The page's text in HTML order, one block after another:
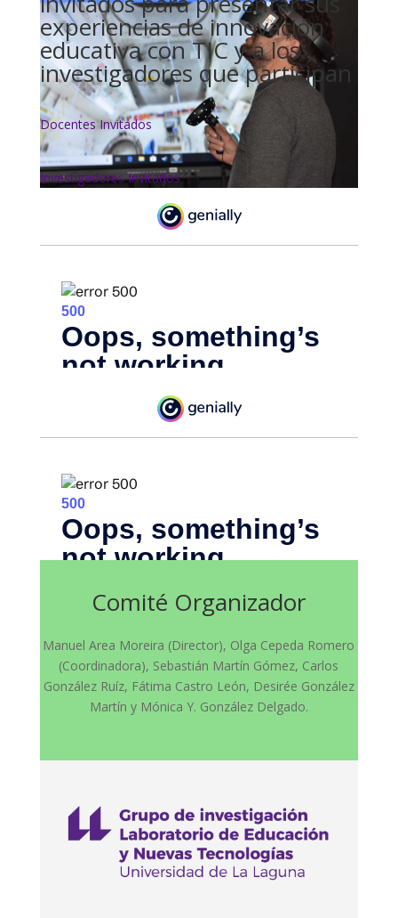
experiencias de innovación
educativa con TIC y a los
investigadores que participan
Docentes Invitados
Investigadores Invitados
Comité Organizador
Manuel Area Moreira (Director), Olga Cepeda Romero
(Coordinadora), Sebastián Martín Gómez, Carlos
González Ruíz, Fátima Castro León, Desirée González
Martín y Mónica Y. González Delgado.